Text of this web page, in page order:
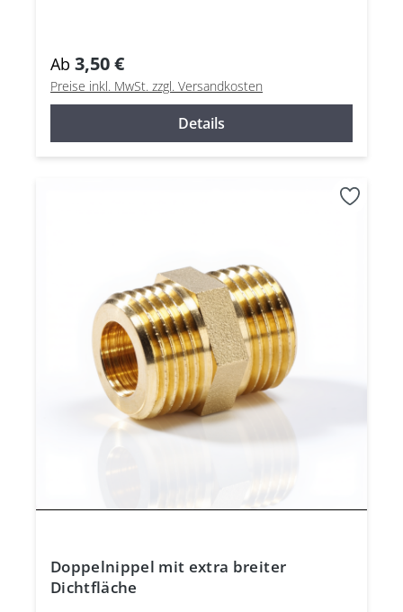
Ab 3,50 €
Preise inkl. MwSt. zzgl. Versandkosten
Details
Doppelnippel mit extra breiter
Dichtfläche